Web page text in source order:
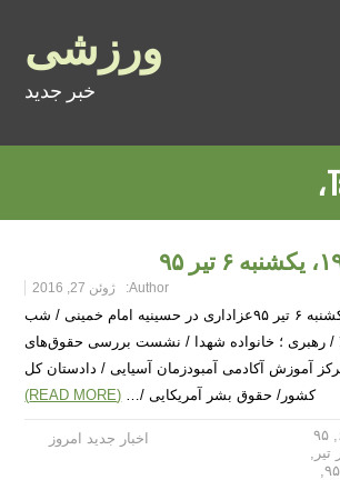
ورزشی
خبر جدید
Author: ژوئن 27, 2016
اخبار مشروح ۱۹، یکشنبه ۶ تیر ۹۵عزاداری در حسینیه امام خمینی / شب
/ رهبری ؛ خانواده شهدا / نشست بررسی حقوق‌های
آموزش آکادمی آمبودزمان آسیایی / دادستان کل
کشور/ حقوق بشر آمریکایی /… (READ MORE)
اخبار جدید امروز ,۹۵
تیر ,
,